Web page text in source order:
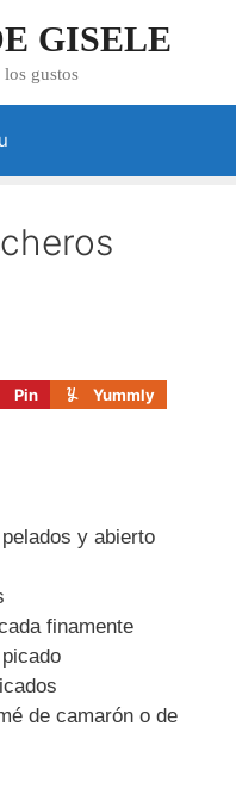
GISELE
los gustos
Pin
Yummly
y abierto
finamente
de camarón o de